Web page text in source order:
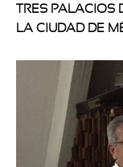
TRES PALACIOS
LA CIUDAD DE